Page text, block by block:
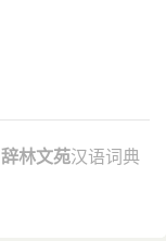
辞林文苑汉语词典